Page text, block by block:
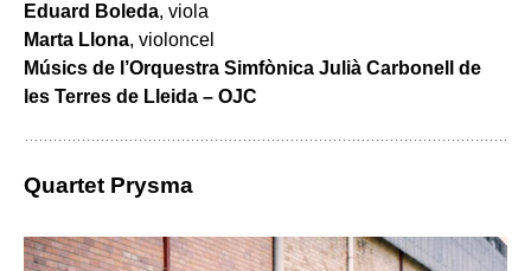
Eduard Boleda, viola
Marta Llona, violoncel
Músics de l’Orquestra Simfònica Julià Carbonell de
les Terres de Lleida – OJC
Quartet Prysma